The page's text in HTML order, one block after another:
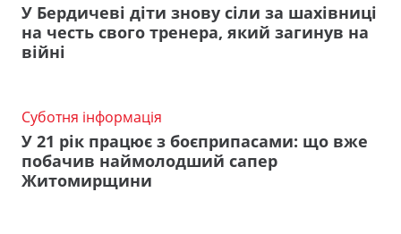
У Бердичеві діти знову сіли за шахівниці
на честь свого тренера, який загинув на
війні
Суботня інформація
У 21 рік працює з боєприпасами: що вже
побачив наймолодший сапер
Житомирщини